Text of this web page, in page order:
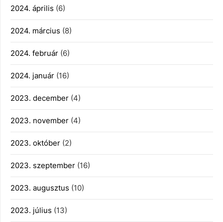
2024. április (6)
2024. március (8)
2024. február (6)
2024. január (16)
2023. december (4)
2023. november (4)
2023. október (2)
2023. szeptember (16)
2023. augusztus (10)
2023. július (13)